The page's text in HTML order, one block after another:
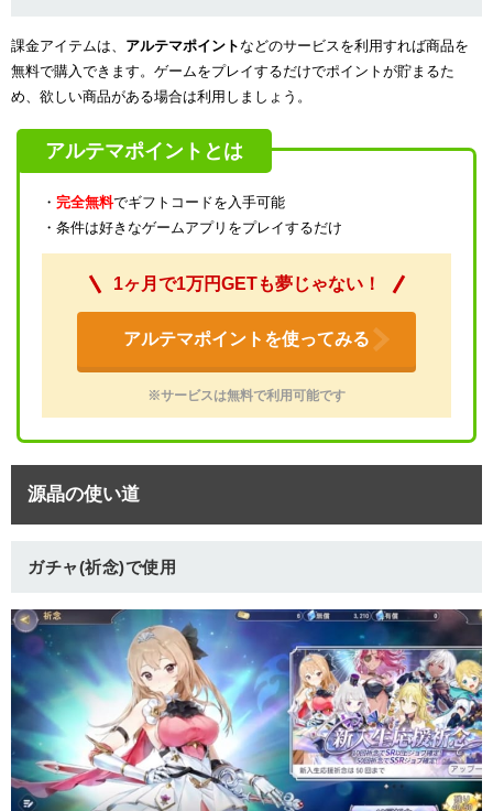
課金アイテムは、 アルテマポイントなどのサービスを利用すれば商品を
無料で購入できます。ゲームをプレイするだけでポイントが貯まるた
め、欲しい商品がある場合は利用しましょう。
アルテマポイントとは
・ 完全無料でギフトコードを入手可能
・条件は好きなゲームアプリをプレイするだけ
1ヶ月で1万円GETも夢じゃない！
アルテマポイントを使ってみる
※サービスは無料で利用可能です
源晶の使い道
ガチャ(祈念)で使用